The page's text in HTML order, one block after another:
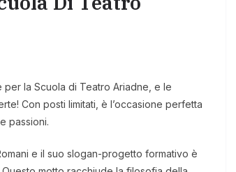
per la Scuola di Teatro Ariadne, e le
Con posti limitati, è l’occasione perfetta
passioni.
e il suo slogan-progetto formativo è